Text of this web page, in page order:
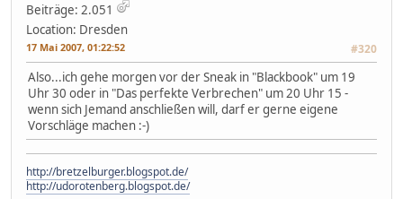
Beiträge: 2.051
Location: Dresden
17 Mai 2007, 01:22:52 #320
Also...ich gehe morgen vor der Sneak in "Blackbook" um 19
Uhr 30 oder in "Das perfekte Verbrechen" um 20 Uhr 15 -
wenn sich Jemand anschließen will, darf er gerne eigene
Vorschläge machen :-)
http://bretzelburger.blogspot.de/
http://udorotenberg.blogspot.de/